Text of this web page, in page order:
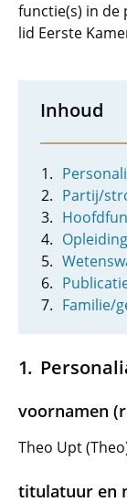
functie(s) in de
lid Eerste
Inhoud
Partij/
Opleiding
Familie/
voornamen
Theo Upt
titulatuur en